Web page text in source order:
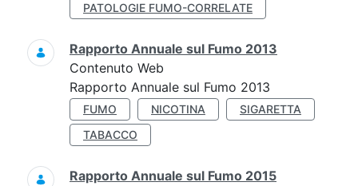
PATOLOGIE FUMO-CORRELATE
Rapporto Annuale sul Fumo 2013
Contenuto Web
Rapporto Annuale sul Fumo 2013
FUMO NICOTINA
SIGARETTA
TABACCO
Rapporto Annuale sul Fumo 2015